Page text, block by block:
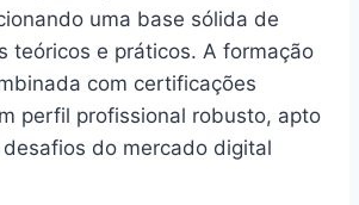
uma base sólida de
teóricos e práticos. A formação
com certificações
perfil profissional robusto, apto
do mercado digital